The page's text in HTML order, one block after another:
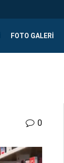
FOTO GALERI
0